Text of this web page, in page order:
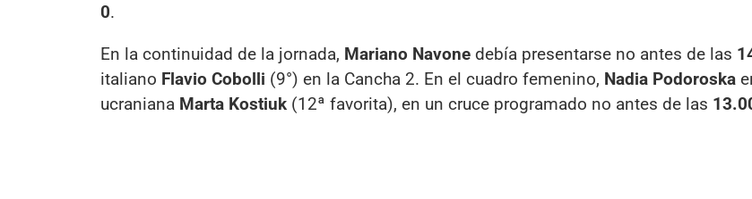
0.
En la continuidad de la jornada, Mariano Navone debía presentarse no antes de las
italiano Flavio Cobolli (9°) en la Cancha 2. En el cuadro femenino, Nadia Podoroska
ucraniana Marta Kostiuk (12ª favorita), en un cruce programado no antes de las